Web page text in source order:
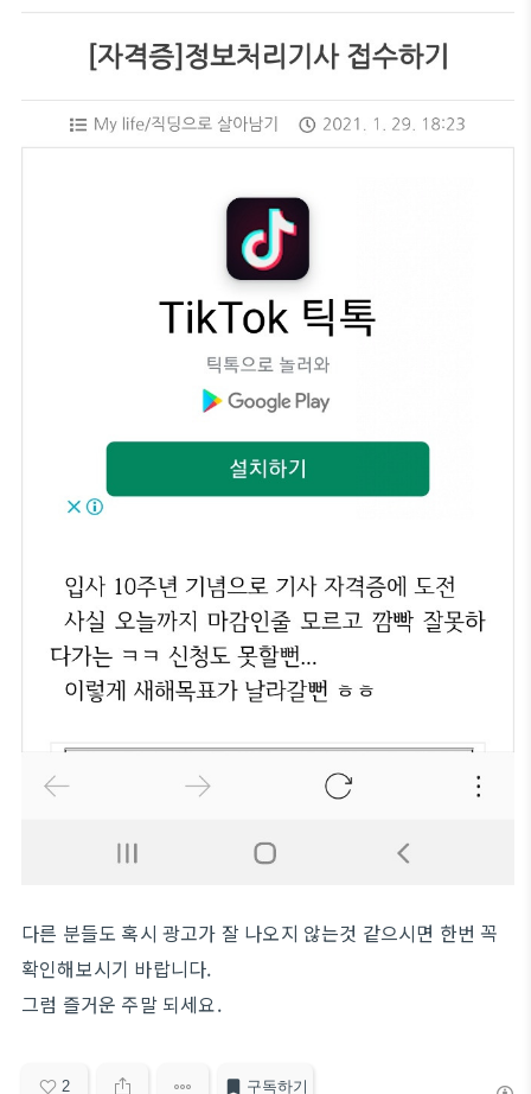
다른 분들도 혹시 광고가 잘 나오지 않는것 같으시면 한번 꼭
확인해보시기 바랍니다.
그럼 즐거운 주말 되세요.
2 구독하기